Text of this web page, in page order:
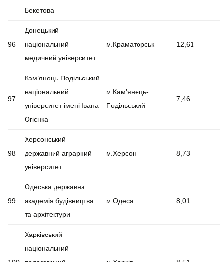
Бекетова
96
Донецький
національний
медичний університет
м.Краматорськ 12,61
97
Кам’янець-Подільський
національний
університет імені Івана
Огієнка
м.Кам’янець-
Подільський
7,46
98
Херсонський
державний аграрний
університет
м.Херсон 8,73
99
Одеська державна
академія будівництва
та архітектури
м.Одеса 8,01
Харківський
національний